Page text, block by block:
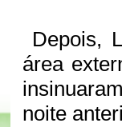
Depois,
área
noite